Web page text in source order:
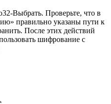
Выбрать. Проверьте, что в
правильно указаны пути к
После этих действий
шифрование с